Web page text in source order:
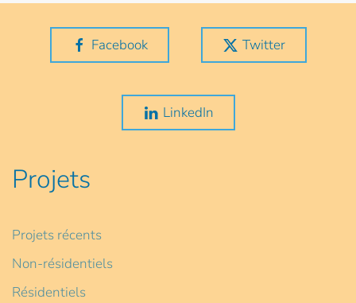
Facebook Twitter
LinkedIn
Projets
Projets récents
Non-résidentiels
Résidentiels